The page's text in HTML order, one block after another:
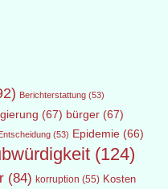
Berichterstattung (53)
(67) bürger (67)
(53) Epidemie (66)
(124)
(84) korruption (55) Kosten